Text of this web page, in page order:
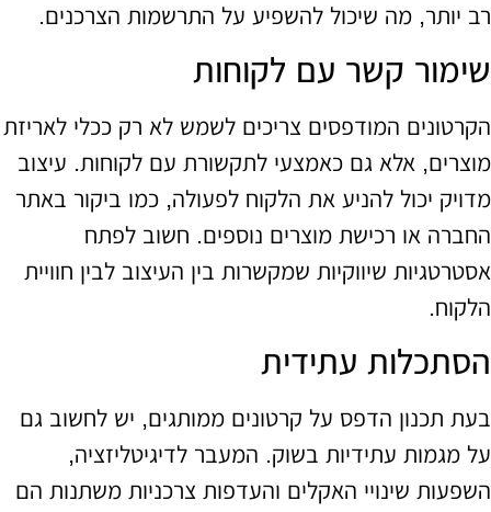
רב יותר, מה שיכול להשפיע על התרשמות הצרכנים.
שימור קשר עם לקוחות
הקרטונים המודפסים צריכים לשמש לא רק ככלי לאריזת
מוצרים, אלא גם כאמצעי לתקשורת עם לקוחות. עיצוב
מדויק יכול להניע את הלקוח לפעולה, כמו ביקור באתר
החברה או רכישת מוצרים נוספים. חשוב לפתח
אסטרטגיות שיווקיות שמקשרות בין העיצוב לבין חוויית
הלקוח.
הסתכלות עתידית
בעת תכנון הדפס על קרטונים ממותגים, יש לחשוב גם
על מגמות עתידיות בשוק. המעבר לדיגיטליזציה,
השפעות שינויי האקלים והעדפות צרכניות משתנות הם